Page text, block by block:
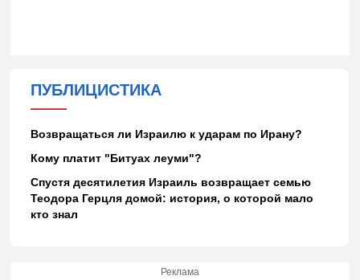
ПУБЛИЦИСТИКА
Возвращаться ли Израилю к ударам по Ирану?
Кому платит "Битуах леуми"?
Спустя десятилетия Израиль возвращает семью
Теодора Герцля домой: история, о которой мало
кто знал
Реклама